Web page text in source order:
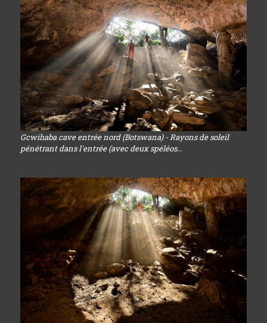
Gcwihaba cave entrée nord (Botswana) - Rayons de soleil
pénétrant dans l'entrée (avec deux spéléos...